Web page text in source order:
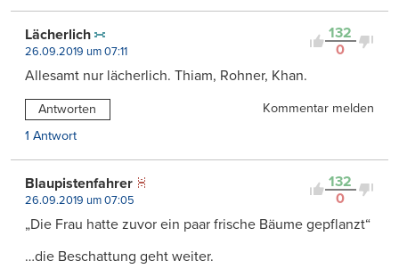
132
0
Lächerlich
26.09.2019 um 07:11
Allesamt nur lächerlich. Thiam, Rohner, Khan.
Antworten
Kommentar melden
1 Antwort
132
0
Blaupistenfahrer
26.09.2019 um 07:05
„Die Frau hatte zuvor ein paar frische Bäume gepflanzt“
…die Beschattung geht weiter.